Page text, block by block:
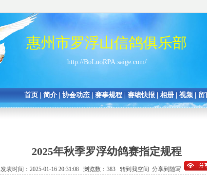
惠州市罗浮山信鸽俱乐部
http://BoLuoRPA.saige.com/
首页 简介 协会动态 赛事规程 赛绩快报 相册 视频 留
2025年秋季罗浮幼鸽赛指定规程
发表时间：2025-01-16 20:31:08 浏览数：383 转到我空间 分享到随写